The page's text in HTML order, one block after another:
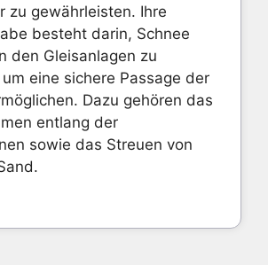
zu gewährleisten. Ihre
besteht darin, Schnee
den Gleisanlagen zu
eine sichere Passage der
Dazu gehören das
entlang der
sowie das Streuen von